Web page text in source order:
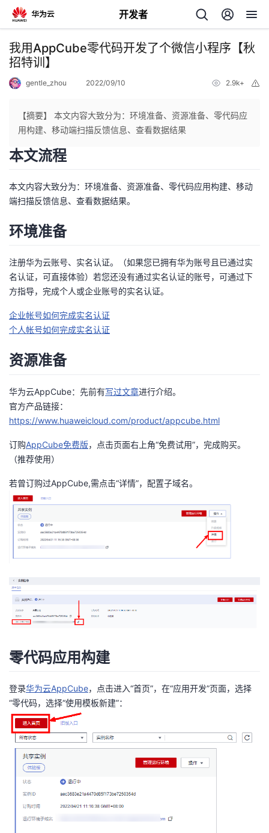
开发者
返
回
主
页
的
开
发
者
我
客
论
的
子
我
直
播
的
活
动
我
的
关
注
我
的
发
者
我
的
课
程
我
的
认
证
我
的
实
我
的
我
的
Programs
我
的
支
的
技
术
支
我
的
云
声
我用AppCube零代码开发了个微信小程序【秋
招特训】
gentle_zhou 2022/09/10 2.9k+
【摘要】 本文内容大致分为：环境准备、资源准备、零代码应
用构建、移动端扫描反馈信息、查看数据结果
本文流程
本文内容大致分为：环境准备、资源准备、零代码应用构建、移动
端扫描反馈信息、查看数据结果。
环境准备
注册华为云账号、实名认证。（如果您已拥有华为账号且已通过实
名认证，可直接体验）若您还没有通过实名认证的账号，可通过下
方指导，完成个人或企业账号的实名认证。
企业帐号如何完成实名认证
个人帐号如何完成实名认证
资源准备
华为云AppCube：先前有写过文章进行介绍。
官方产品链接：
https://www.huaweicloud.com/product/appcube.html
订购AppCube免费版，点击页面右上角“免费试用”，完成购买。
（推荐使用）
若曾订购过AppCube,需点击“详情”，配置子域名。
零代码应用构建
登录华为云AppCube，点击进入“首页”，在“应用开发”页面，选择
“零代码，选择“使用模板新建”：